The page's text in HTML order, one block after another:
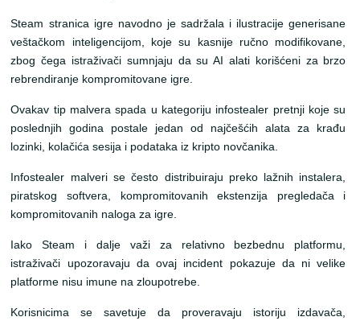
Steam stranica igre navodno je sadržala i ilustracije generisane
veštačkom inteligencijom, koje su kasnije ručno modifikovane,
zbog čega istraživači sumnjaju da su AI alati korišćeni za brzo
rebrendiranje kompromitovane igre.
Ovakav tip malvera spada u kategoriju infostealer pretnji koje su
poslednjih godina postale jedan od najčešćih alata za krađu
lozinki, kolačića sesija i podataka iz kripto novčanika.
Infostealer malveri se često distribuiraju preko lažnih instalera,
piratskog softvera, kompromitovanih ekstenzija pregledača i
kompromitovanih naloga za igre.
Iako Steam i dalje važi za relativno bezbednu platformu,
istraživači upozoravaju da ovaj incident pokazuje da ni velike
platforme nisu imune na zloupotrebe.
Korisnicima se savetuje da proveravaju istoriju izdavača,